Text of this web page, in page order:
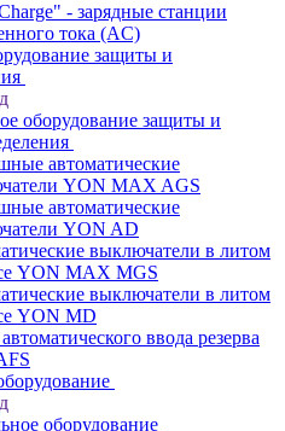
- зарядные станции
тока (AC)
защиты и
оборудование защиты и
автоматические
YON MAX AGS
автоматические
YON AD
выключатели в литом
YON MAX MGS
выключатели в литом
YON MD
ввода резерва
оборудование